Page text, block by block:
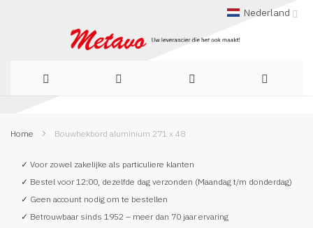
Nederland
naar
Home Bouwhekbord aluminium 271 x 48
✓ Voor zowel zakelijke als particuliere klanten
✓ Bestel voor 12:00, dezelfde dag verzonden (Maandag t/m donderdag)
✓ Geen account nodig om te bestellen
✓ Betrouwbaar sinds 1952 – meer dan 70 jaar ervaring